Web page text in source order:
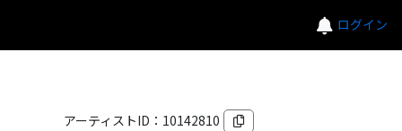
ログイン
アーティストID： 10142810